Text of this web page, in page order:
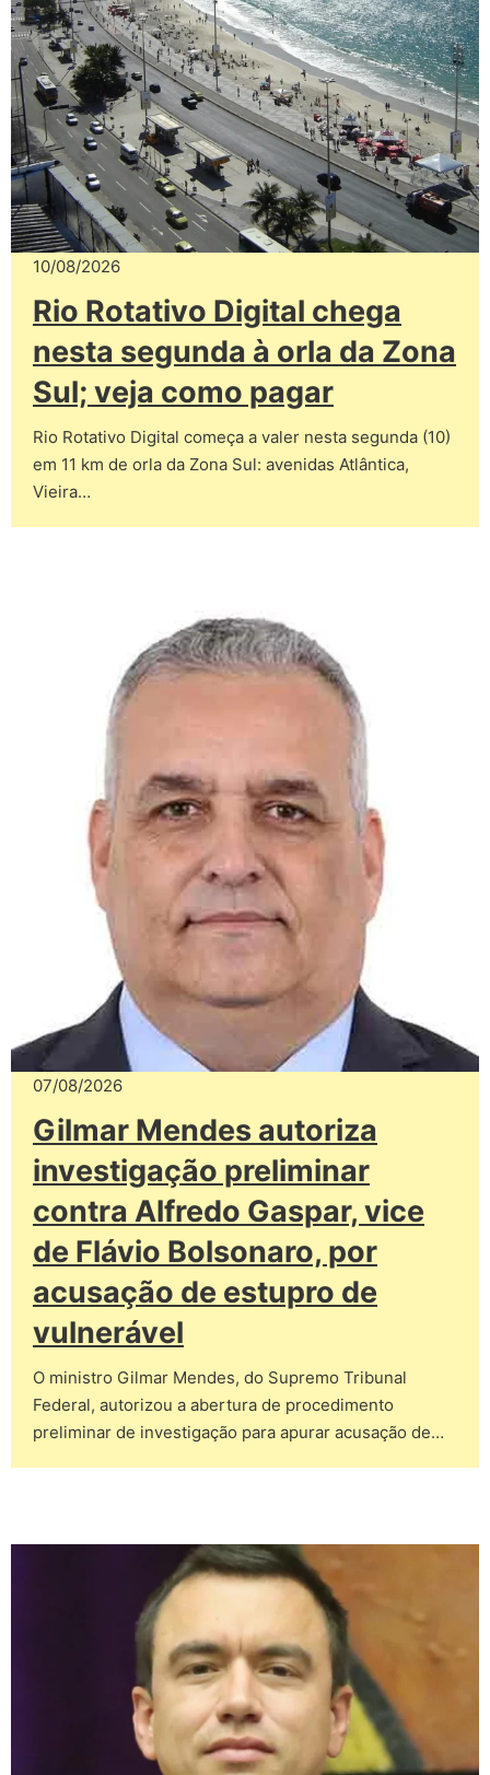
10/08/2026
Rio Rotativo Digital chega
nesta segunda à orla da Zona
Sul; veja como pagar
Rio Rotativo Digital começa a valer nesta segunda (10)
em 11 km de orla da Zona Sul: avenidas Atlântica,
Vieira…
07/08/2026
Gilmar Mendes autoriza
investigação preliminar
contra Alfredo Gaspar, vice
de Flávio Bolsonaro, por
acusação de estupro de
vulnerável
O ministro Gilmar Mendes, do Supremo Tribunal
Federal, autorizou a abertura de procedimento
preliminar de investigação para apurar acusação de…